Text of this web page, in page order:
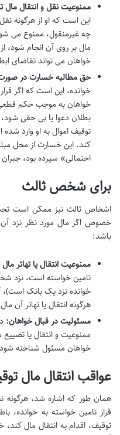
ممنوعیت نقل و انتقال
این است که او از هرگونه
چه غیرمنقول، ممنوع می
مال بر روی آن انجام شود،
خواهان می تواند تقاضای
حق مطالبه خسارت در
خوانده، این است که اگر
خواهان به موجب حکم
بطلان دعوا یا بی حقی شود،
توقیف اموال به او وارد شده
کند. این خسارت از محل
احتمالی» سپرده بود،
برای شخص ثالث
اشخاص ثالث نیز ممکن است تحت
خصوص اگر مال مورد نظر نزد آن
باشد:
ممنوعیت انتقال یا تهاتر
تامین خواسته است، نزد
خوانده نزد یک بانک است)،
هرگونه انتقال یا تهاتر آن
مسئولیت در قبال خواهان:
ممنوعیت و انتقال یا
خواهان مسئول شناخته
عواقب انتقال مال
همان طور که اشاره شد، هرگونه
قرار تامین خواسته به خوانده،
توقیف، اقدام به انتقال مال